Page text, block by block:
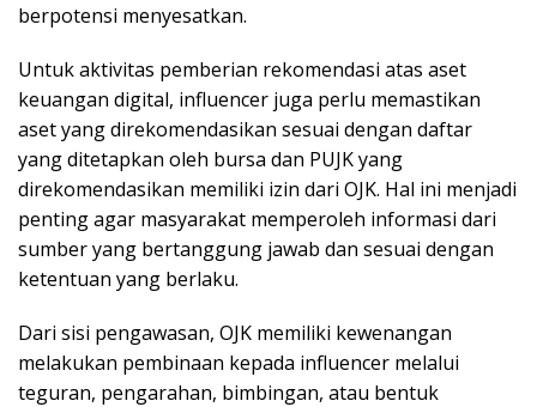
berpotensi menyesatkan.
Untuk aktivitas pemberian rekomendasi atas aset
keuangan digital, influencer juga perlu memastikan
aset yang direkomendasikan sesuai dengan daftar
yang ditetapkan oleh bursa dan PUJK yang
direkomendasikan memiliki izin dari OJK. Hal ini menjadi
penting agar masyarakat memperoleh informasi dari
sumber yang bertanggung jawab dan sesuai dengan
ketentuan yang berlaku.
Dari sisi pengawasan, OJK memiliki kewenangan
melakukan pembinaan kepada influencer melalui
teguran, pengarahan, bimbingan, atau bentuk